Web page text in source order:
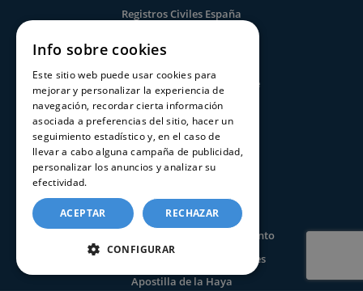
Registros Civiles España
Contacte con nosotros
Consultar estado de un trámite
CERTIFICADOS
Certificado de nacimiento
Certificado de defunción
Certificado seguros por fallecimiento
Certificado de últimas voluntades
Apostilla de la Haya
Info sobre cookies
Este sitio web puede usar cookies para
mejorar y personalizar la experiencia de
navegación, recordar cierta información
asociada a preferencias del sitio, hacer un
seguimiento estadístico y, en el caso de
llevar a cabo alguna campaña de publicidad,
personalizar los anuncios y analizar su
efectividad.
ACEPTAR RECHAZAR
CONFIGURAR